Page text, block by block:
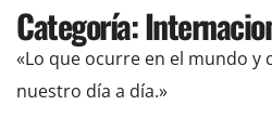
Categoría:
«Lo que ocurre en el mundo y
nuestro día a día.»